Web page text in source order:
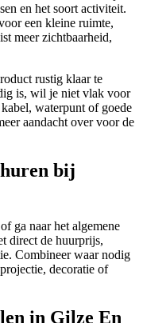
en het soort activiteit.
een kleine ruimte,
meer zichtbaarheid,
rustig klaar te
is, wil je niet vlak voor
waterpunt of goede
aandacht over voor de
bij
ga naar het algemene
direct de huurprijs,
Combineer waar nodig
decoratie of
in Gilze En